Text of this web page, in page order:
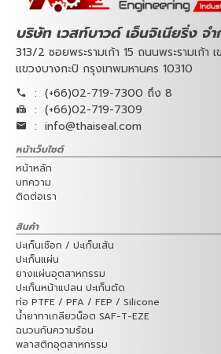
บริษัท เวสท์บาวด์ เอ็นจิเนียริ่ง จ
313/2 ซอยพระรามเก้า 15 ถนนพระรามเก้า
แขวงบางกะปิ กรุงเทพมหานคร 10310
: (+66)02-719-7300 ถึง 8
: (+66)02-719-7309
: info@thaiseal.com
หน้าเว็บไซต์
หน้าหลัก
บทความ
ติดต่อเรา
สินค้า
ปะเก็นเชือก / ปะเก็นเส้น
ปะเก็นแผ่น
ยางแผ่นอุตสาหกรรม
ปะเก็นหน้าแปลน ปะเก็นตัด
ท่อ PTFE / PFA / FEP / Silicone
น้ำยาทาเกลียวน็อต SAF-T-EZE
ฉนวนกันความร้อน
พลาสติกอุตสาหกรรม